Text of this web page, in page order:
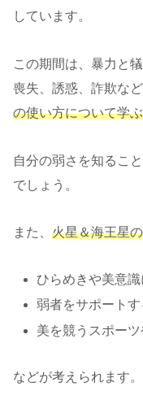
しています。
この期間は、暴力と
喪失、誘惑、詐欺など
の使い方について学
自分の弱さを知るこ
でしょう。
また、 火星＆海王星
ひらめきや美意
弱者をサポートす
美を競うスポー
などが考えられます。